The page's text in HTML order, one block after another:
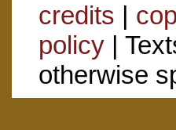
credits |
policy|
otherwise